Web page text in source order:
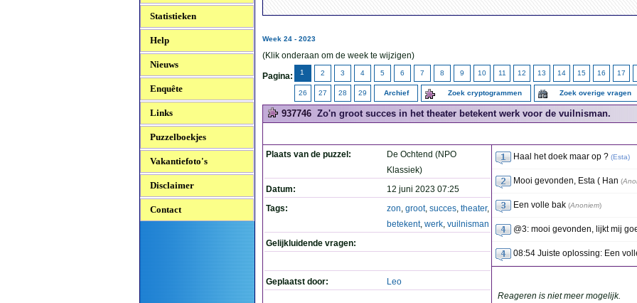
Statistieken
Help
Nieuws
Enquête
Links
Puzzelboekjes
Vakantiefoto's
Disclaimer
Contact
Week 24 - 2023
(Klik onderaan om de week te wijzigen)
Pagina: 1 2 3 4 5 6 7 8 9 10 11 12 13 14 15 16 17
26 27 28 29 Archief Zoek cryptogrammen Zoek overige vragen
937746 Zo'n groot succes in het theater betekent werk voor de vuilnisman.
Plaats van de puzzel:
De Ochtend (NPO
Klassiek)
Datum:
12 juni 2023 07:25
Tags:
zon, groot, succes, theater,
betekent, werk, vuilnisman
Gelijkluidende vragen:
Geplaatst door: Leo
Haal het doek maar op ? (Esta)
Mooi gevonden, Esta ( Han (
Een volle bak (Anoniem)
@3: mooi gevonden, lijkt mij
08:54 Juiste oplossing: Een
Reageren is niet meer mogelijk.